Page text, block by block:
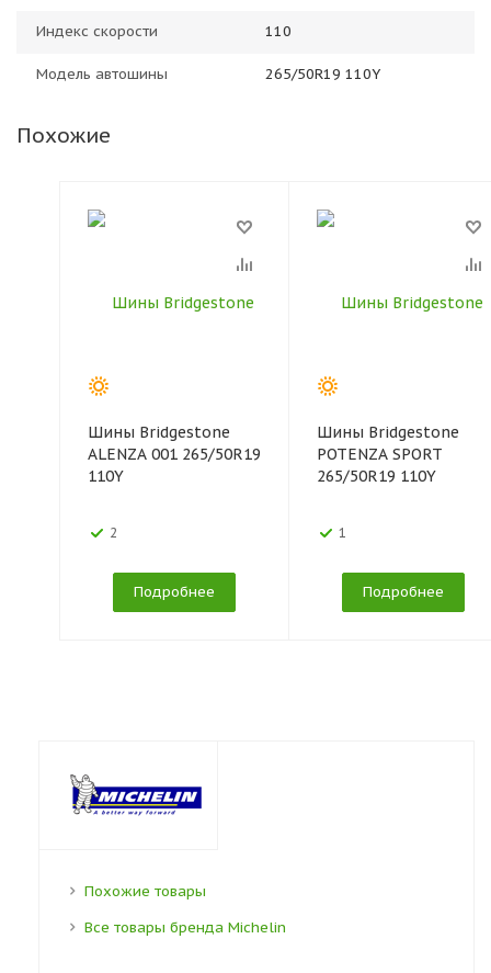
Индекс скорости 110
Модель автошины 265/50R19 110Y
Похожие
Шины Bridgestone
ALENZA 001 265/50R19
110Y
2
Подробнее
Шины Bridgestone
POTENZA SPORT
265/50R19 110Y
1
Подробнее
Похожие товары
Все товары бренда Michelin